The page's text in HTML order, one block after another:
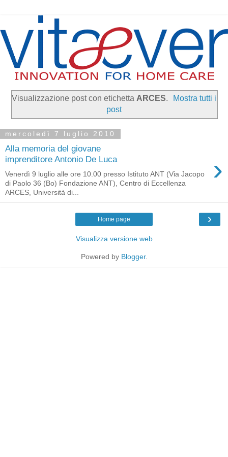
Visualizzazione post con etichetta ARCES.
Mostra tutti i
post
mercoledì 7 luglio 2010
Alla memoria del giovane
imprenditore Antonio De Luca
›
Venerdì 9 luglio alle ore 10.00 presso Istituto ANT (Via Jacopo
di Paolo 36 (Bo) Fondazione ANT), Centro di Eccellenza
ARCES, Università di...
›
Home page
Visualizza versione web
Powered by Blogger.